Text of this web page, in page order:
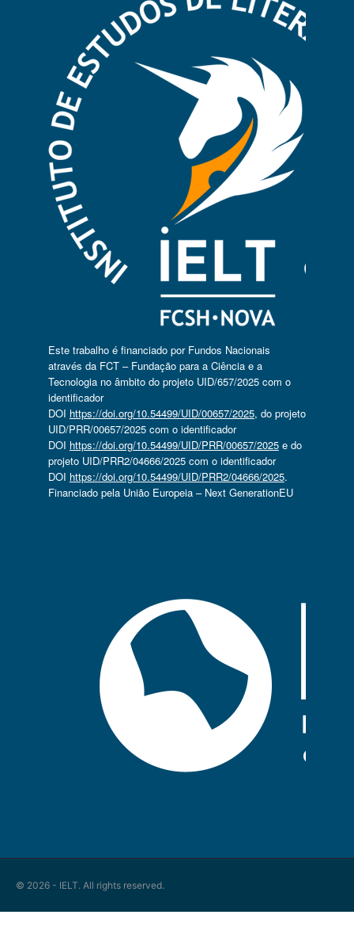
Este trabalho é financiado por Fundos Nacionais
através da FCT – Fundação para a Ciência e a
Tecnologia no âmbito do projeto UID/657/2025 com o
identificador
DOI https://doi.org/10.54499/UID/00657/2025, do projeto
UID/PRR/00657/2025 com o identificador
DOI https://doi.org/10.54499/UID/PRR/00657/2025e do
projeto UID/PRR2/04666/2025 com o identificador
DOI https://doi.org/10.54499/UID/PRR2/04666/2025.
Financiado pela União Europeia – Next GenerationEU
© 2026 - IELT. All rights reserved.